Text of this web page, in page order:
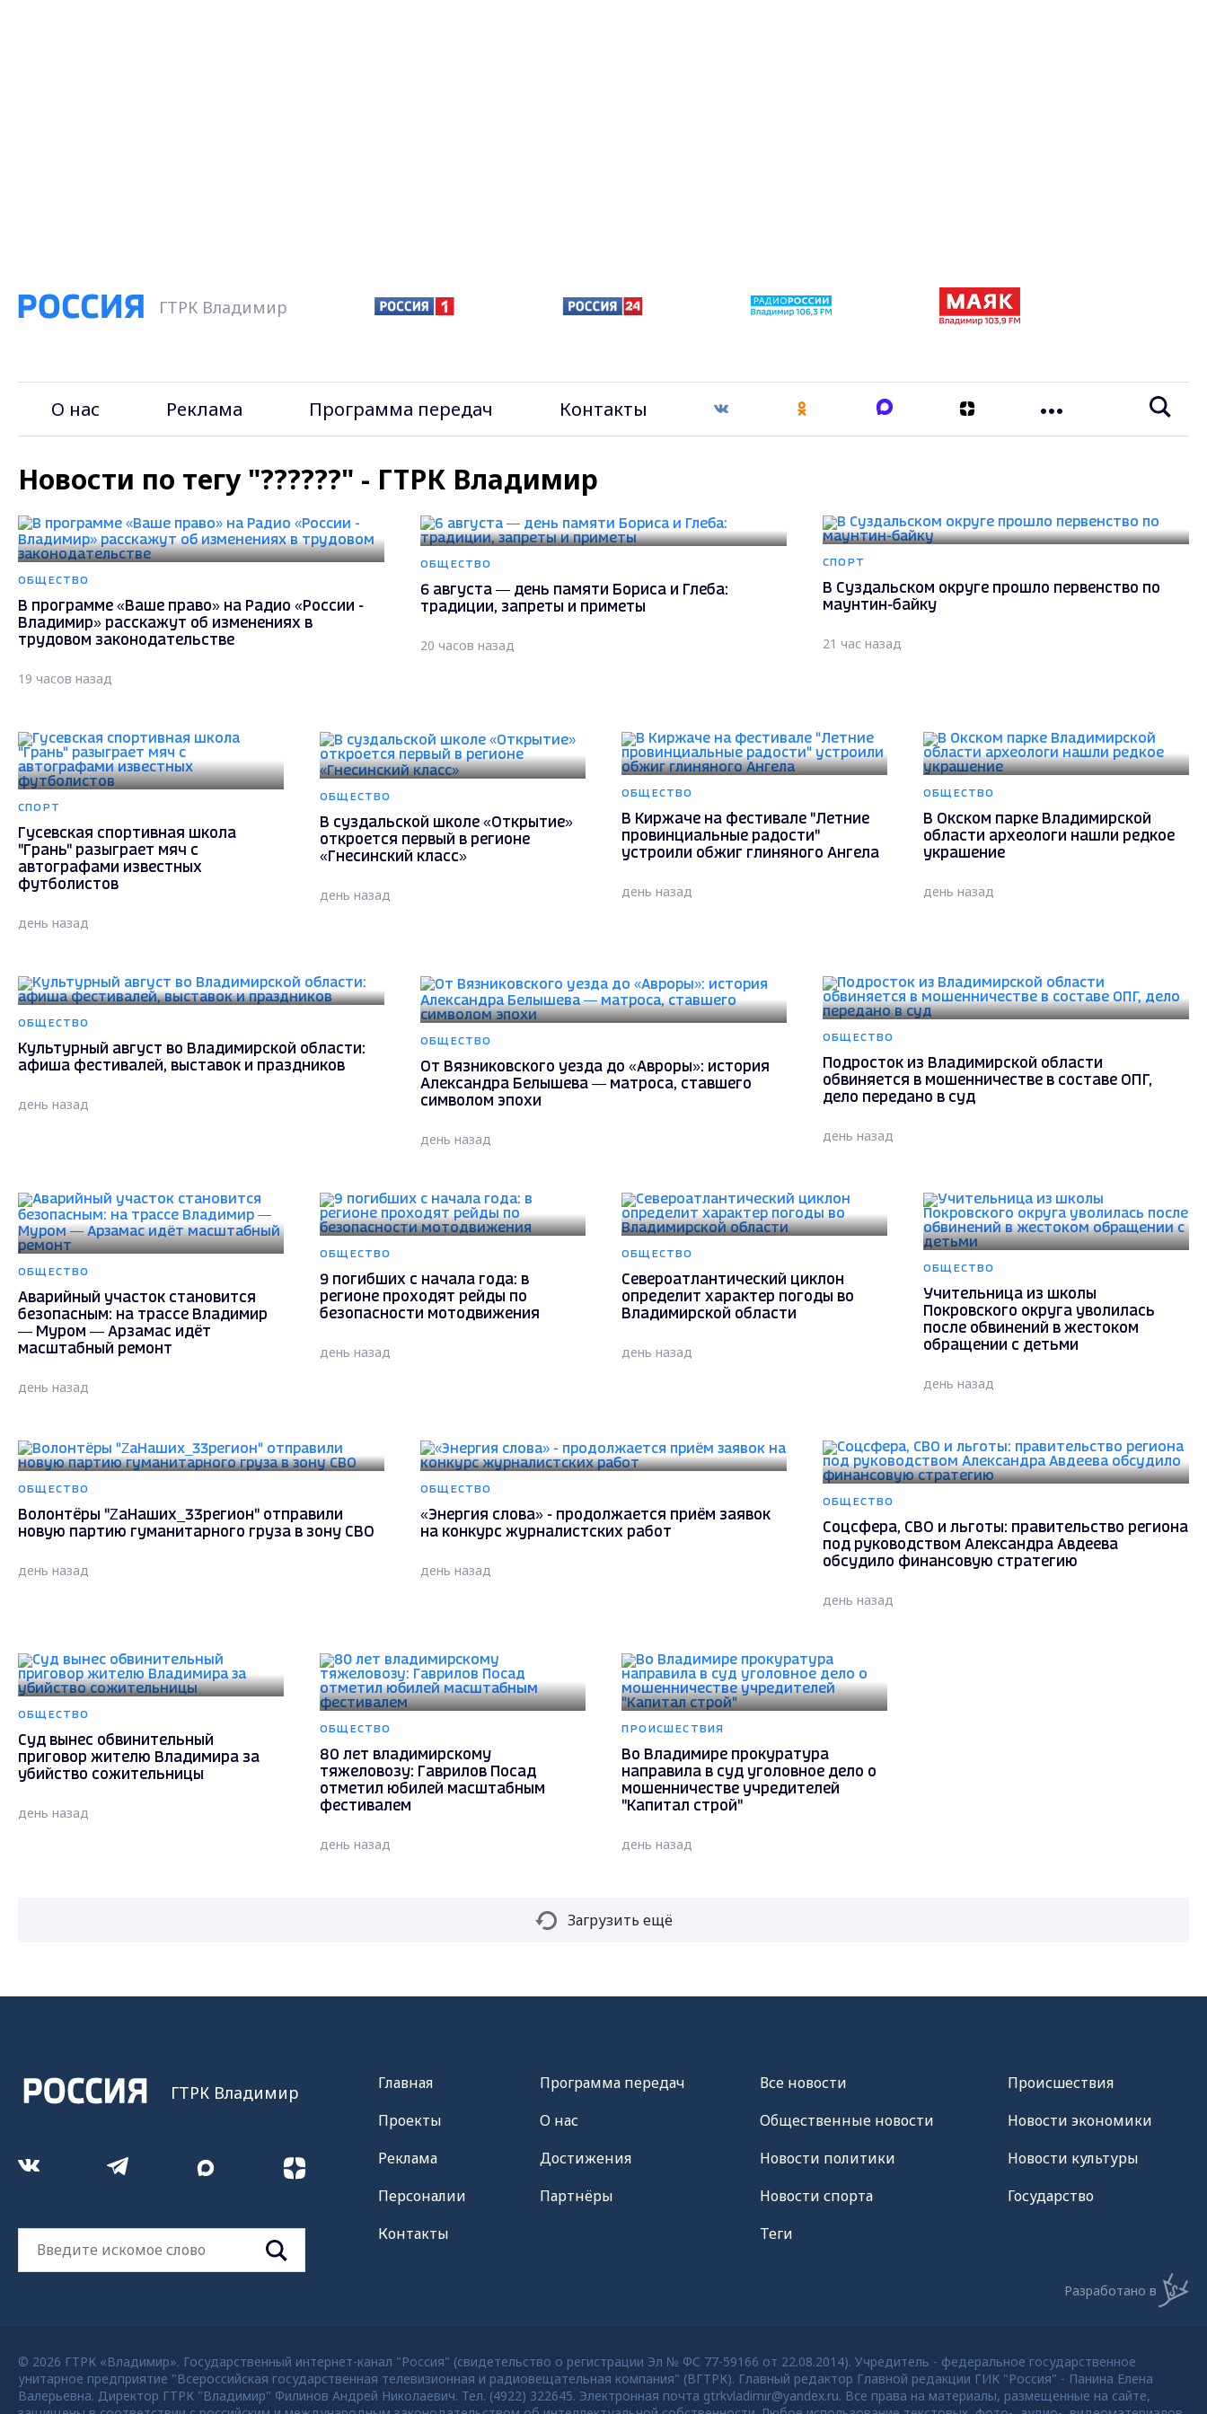
ГТРК Владимир
О нас Реклама Программа передач Контакты
Новости по тегу "??????" - ГТРК Владимир
ОБЩЕСТВО
В программе «Ваше право» на Радио «России -
Владимир» расскажут об изменениях в
трудовом законодательстве
19 часов назад
ОБЩЕСТВО
6 августа — день памяти Бориса и Глеба:
традиции, запреты и приметы
20 часов назад
СПОРТ
В Суздальском округе прошло первенство по
маунтин-байку
21 час назад
СПОРТ
Гусевская спортивная школа
"Грань" разыграет мяч с
автографами известных
футболистов
день назад
ОБЩЕСТВО
В суздальской школе «Открытие»
откроется первый в регионе
«Гнесинский класс»
день назад
ОБЩЕСТВО
В Киржаче на фестивале "Летние
провинциальные радости"
устроили обжиг глиняного Ангела
день назад
ОБЩЕСТВО
В Окском парке Владимирской
области археологи нашли редкое
украшение
день назад
ОБЩЕСТВО
Культурный август во Владимирской области:
афиша фестивалей, выставок и праздников
день назад
ОБЩЕСТВО
От Вязниковского уезда до «Авроры»: история
Александра Белышева — матроса, ставшего
символом эпохи
день назад
ОБЩЕСТВО
Подросток из Владимирской области
обвиняется в мошенничестве в составе ОПГ,
дело передано в суд
день назад
ОБЩЕСТВО
Аварийный участок становится
безопасным: на трассе Владимир
— Муром — Арзамас идёт
масштабный ремонт
день назад
ОБЩЕСТВО
9 погибших с начала года: в
регионе проходят рейды по
безопасности мотодвижения
день назад
ОБЩЕСТВО
Североатлантический циклон
определит характер погоды во
Владимирской области
день назад
ОБЩЕСТВО
Учительница из школы
Покровского округа уволилась
после обвинений в жестоком
обращении с детьми
день назад
ОБЩЕСТВО
Волонтёры "ZаНаших_33регион" отправили
новую партию гуманитарного груза в зону СВО
день назад
ОБЩЕСТВО
«Энергия слова» - продолжается приём заявок
на конкурс журналистских работ
день назад
ОБЩЕСТВО
Соцсфера, СВО и льготы: правительство региона
под руководством Александра Авдеева
обсудило финансовую стратегию
день назад
ОБЩЕСТВО
Суд вынес обвинительный
приговор жителю Владимира за
убийство сожительницы
день назад
ОБЩЕСТВО
80 лет владимирскому
тяжеловозу: Гаврилов Посад
отметил юбилей масштабным
фестивалем
день назад
ПРОИСШЕСТВИЯ
Во Владимире прокуратура
направила в суд уголовное дело о
мошенничестве учредителей
"Капитал строй"
день назад
Загрузить ещё
ГТРК Владимир
Главная
Проекты
Реклама
Персоналии
Контакты
Программа передач
О нас
Достижения
Партнёры
Все новости
Общественные новости
Новости политики
Новости спорта
Теги
Происшествия
Новости экономики
Новости культуры
Государство
Разработано в
© 2026 ГТРК «Владимир». Государственный интернет-канал "Россия" (свидетельство о регистрации Эл № ФС 77-59166 от 22.08.2014). Учредитель - федеральное государственное
унитарное предприятие "Всероссийская государственная телевизионная и радиовещательная компания" (ВГТРК). Главный редактор Главной редакции ГИК "Россия" - Панина Елена
Валерьевна. Директор ГТРК "Владимир" Филинов Андрей Николаевич. Тел. (4922) 322645. Электронная почта gtrkvladimir@yandex.ru. Все права на материалы, размещенные на сайте,